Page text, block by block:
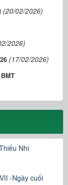
(20/02/2026)
2026)
(17/02/2026)
Nhi
-Ngày cuối